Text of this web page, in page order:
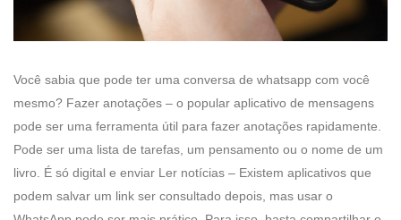
Você sabia que pode ter uma conversa de whatsapp com você
mesmo? Fazer anotações – o popular aplicativo de mensagens
pode ser uma ferramenta útil para fazer anotações rapidamente.
Pode ser uma lista de tarefas, um pensamento ou o nome de um
livro. É só digital e enviar Ler notícias – Existem aplicativos que
podem salvar um link ser consultado depois, mas usar o